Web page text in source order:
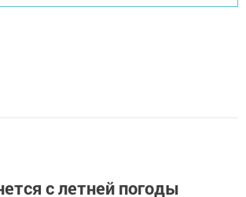
с летней погоды